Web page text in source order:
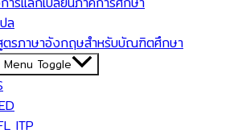
ล
รภาษาอังกฤษสำหรับบัณฑิตศึกษา
Menu Toggle
ITP